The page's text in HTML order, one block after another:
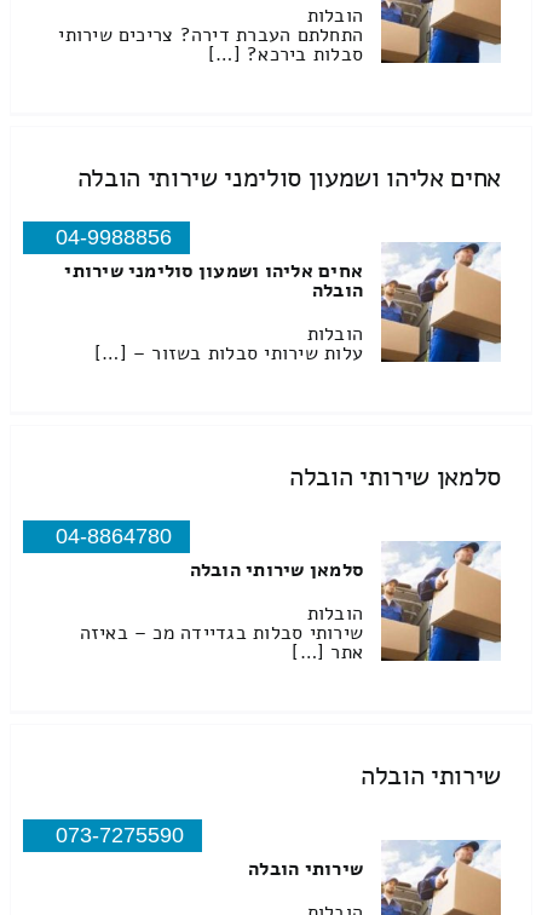
הובלות
התחלתם העברת דירה? צריכים שירותי
סבלות בירכא? […]
אחים אליהו ושמעון סולימני שירותי הובלה
04-9988856
אחים אליהו ושמעון סולימני שירותי
הובלה
הובלות
עלות שירותי סבלות בשזור – […]
סלמאן שירותי הובלה
04-8864780
סלמאן שירותי הובלה
הובלות
שירותי סבלות בגדיידה מכ – באיזה
אתר […]
שירותי הובלה
073-7275590
שירותי הובלה